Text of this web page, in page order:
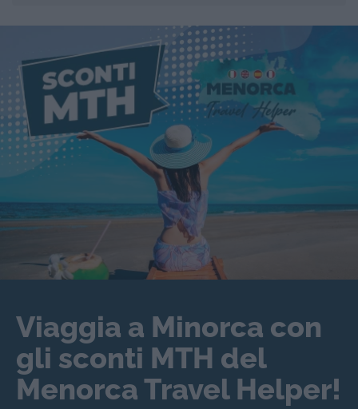
Viaggia a Minorca con
gli sconti MTH del
Menorca Travel Helper!